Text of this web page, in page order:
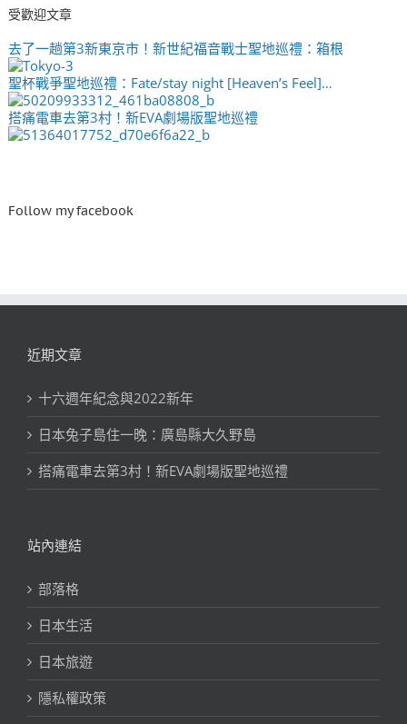
受歡迎文章
去了一趟第3新東京市！新世紀福音戰士聖地巡禮：箱根
聖杯戰爭聖地巡禮：Fate/stay night [Heaven’s Feel]…
搭痛電車去第3村！新EVA劇場版聖地巡禮
Follow my facebook
近期文章
十六週年紀念與2022新年
日本兔子島住一晚：廣島縣大久野島
搭痛電車去第3村！新EVA劇場版聖地巡禮
站內連結
部落格
日本生活
日本旅遊
隱私權政策